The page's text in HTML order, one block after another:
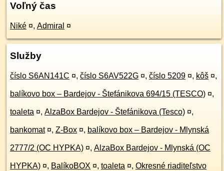
Voľný čas
Niké ¤, Admiral ¤
Služby
číslo S6AN141C ¤, číslo S6AV522G ¤, číslo 5209 ¤, kôš ¤,
balíkovo box – Bardejov - Štefánikova 694/15 (TESCO) ¤,
toaleta ¤, AlzaBox Bardejov - Štefánikova (Tesco) ¤,
bankomat ¤, Z-Box ¤, balíkovo box – Bardejov - Mlynská
2777/2 (OC HYPKA) ¤, AlzaBox Bardejov - Mlynská (OC
HYPKA) ¤, BalíkoBOX ¤, toaleta ¤, Okresné riaditeľstvo